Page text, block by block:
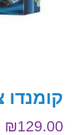
קומנדו
₪129.00